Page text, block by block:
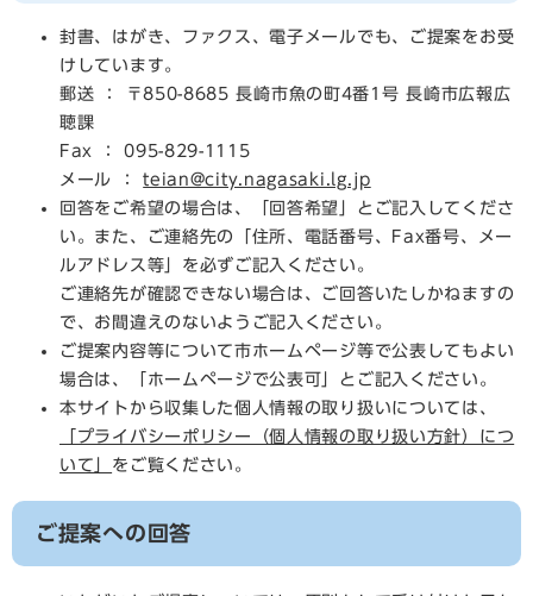
封書、はがき、ファクス、電子メールでも、ご提案をお受
けしています。
郵送 ： 〒850-8685 長崎市魚の町4番1号 長崎市広報広
聴課
Fax ： 095-829-1115
メール ：teian@city.nagasaki.lg.jp
回答をご希望の場合は、「回答希望」とご記入してくださ
い。また、ご連絡先の「住所、電話番号、Fax番号、メー
ルアドレス等」を必ずご記入ください。
ご連絡先が確認できない場合は、ご回答いたしかねますの
で、お間違えのないようご記入ください。
ご提案内容等について市ホームページ等で公表してもよい
場合は、「ホームページで公表可」とご記入ください。
本サイトから収集した個人情報の取り扱いについては、
「プライバシーポリシー（個人情報の取り扱い方針）につ
いて」 をご覧ください。
ご提案への回答